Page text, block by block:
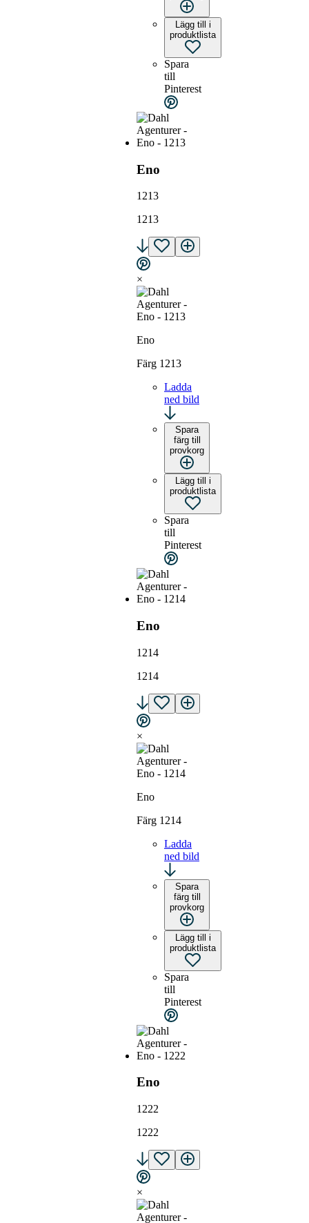
Lägg till i
produktlista
Spara
till
Pinterest
Eno
1213
1213
×
Eno
Färg 1213
Ladda
ned bild
Spara
färg till
provkorg
Lägg till i
produktlista
Spara
till
Pinterest
Eno
1214
1214
×
Eno
Färg 1214
Ladda
ned bild
Spara
färg till
provkorg
Lägg till i
produktlista
Spara
till
Pinterest
Eno
1222
1222
×